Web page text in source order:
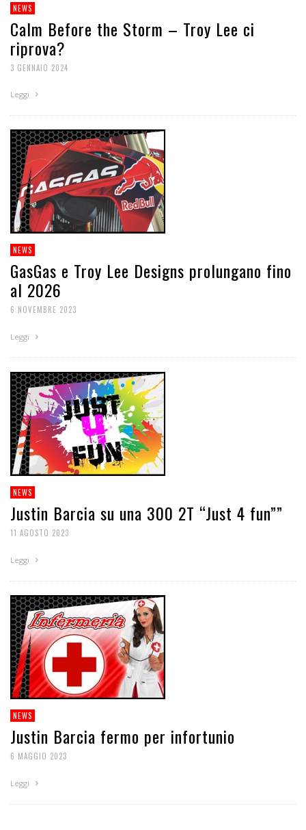
NEWS
Calm Before the Storm – Troy Lee ci
riprova?
3 GENNAIO 2024
Leggi
NEWS
GasGas e Troy Lee Designs prolungano fino
al 2026
6 NOVEMBRE 2023
Leggi
NEWS
Justin Barcia su una 300 2T “Just 4 fun””
11 AGOSTO 2023
Leggi
NEWS
Justin Barcia fermo per infortunio
6 MAGGIO 2023
Leggi